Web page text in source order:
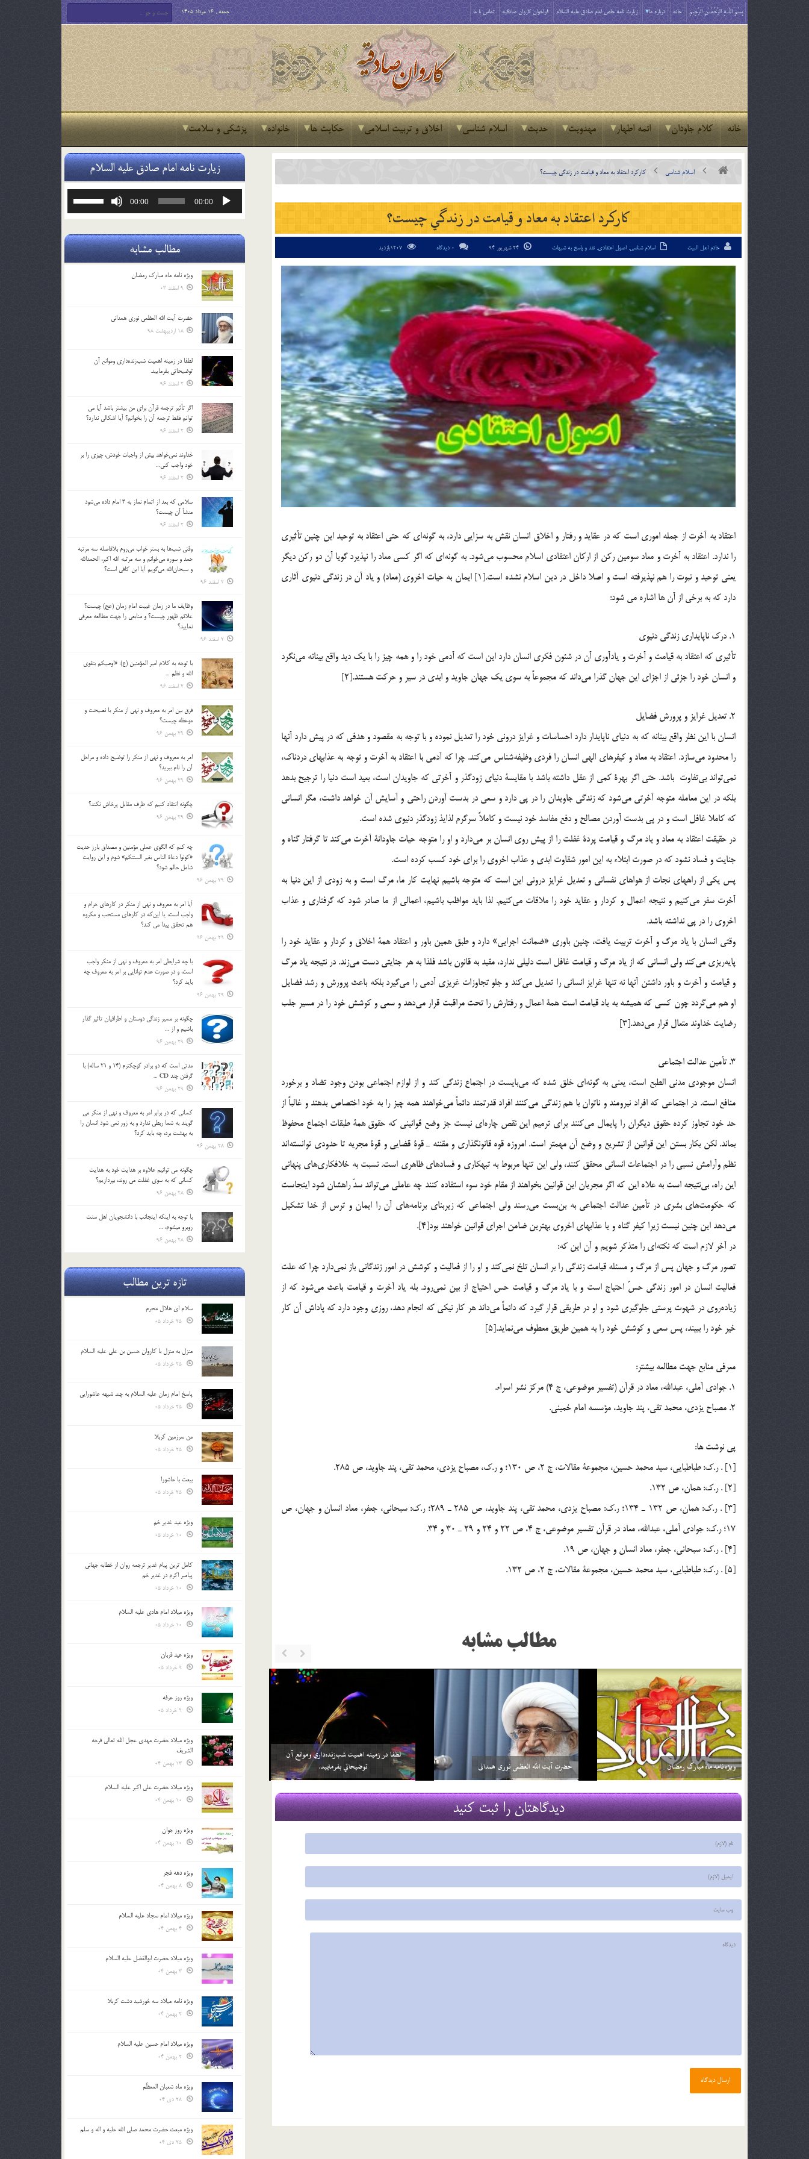
بِسْمِ اللَّـهِ الرَّحْمَـٰنِ الرَّحِيمِ خانه درباره ما زیارت نامه خاص امام صادق علیه السلام فراخوان کاروان صادقیه تماس با ما جمعه , 16 مرداد 1405
خانه کلام جاودان ائمه اطهار مهدویت حدیث اسلام شناسی اخلاق و تربیت اسلامی حکایت ها خانواده پزشکی و سلامت
اسلام شناسی كاركرد اعتقاد به معاد و قيامت در زندگي چيست؟
كاركرد اعتقاد به معاد و قيامت در زندگي چيست؟
خادم اهل البیت اسلام شناسی, اصول اعتقادی, نقد و پاسخ به شبهات 0 دیدگاه
اعتقاد به آخرت از جمله اموري است كه در عقايد و رفتار و اخلاق انسان نقش به سزايي دارد، به گونه‌اي كه حتي اعتقاد به توحيد اين چنين تأثيري
را ندارد. اعتقاد به آخرت و معاد سومين ركن از اركان اعتقادي اسلام محسوب مي‌شود. به گونه‌اي كه اگر كسي معاد را نپذيرد گويا آن دو ركن ديگر
يعني توحيد و نبوت را هم نپذيرفته است و اصلا داخل در دين اسلام نشده است.[1] ايمان به حيات اخروي (معاد) و ياد آن در زندگي دنيوي آثاری
دارد که به برخی از آن ها اشاره می شود:
1. درك ناپايداري زندگي دنيوي
تأثيري كه اعتقاد به قيامت و آخرت و يادآوري آن در شئون فكري انسان دارد اين است كه آدمي خود را و همه چيز را با يك ديد واقع بينانه مي‌نگرد
و انسان خود را جزئي از اجزاي اين جهان گذرا مي‌داند كه مجموعاً به سوي يك جهان جاويد و ابدي در سير و حركت هستند.[2]
2. تعديل غرايز و پرورش فضايل
انسان با اين نظر واقع بينانه كه به دنياي ناپايدار دارد احساسات و غرايز دروني خود را تعديل نموده و با توجه به مقصود و هدفي كه در پيش دارد آنها
را محدود مي‌سازد. اعتقاد به معاد و كيفرهاي الهي انسان را فردي وظيفه‌شناس مي‌كند. چرا كه آدمي با اعتقاد به آخرت و توجه به عذابهاي دردناك،
نمي‌تواند بي‌تفاوت باشد. حتي اگر بهرة كمي از عقل داشته باشد با مقايسة دنياي زودگذر و آخرتي كه جاويدان است، بعيد است دنيا را ترجيح بدهد
بلكه در اين معامله متوجه آخرتي مي‌شود كه زندگي جاويدان را در پي دارد و سعي در بدست آوردن راحتي و‌ آسايش آن خواهد داشت، مگر انساني
كه كاملا غافل است و در پي بدست آوردن مصالح و دفع مفاسد خود نيست و كاملاً سرگرم لذايذ زودگذر دنيوي شده است.
در حقيقت اعتقاد به معاد و ياد مرگ و قيامت پردة غفلت را از پيش روي انسان بر مي‌دارد و او را متوجه حيات جاودانة آخرت مي‌كند تا گرفتار گناه و
جنايت و فساد نشود كه در صورت ابتلاء به اين امور شقاوت ابدي و عذاب اخروي را براي خود كسب كرده است.
پس يكي از راههاي نجات از هواهاي نفساني و تعديل غرايز دروني اين است كه متوجه باشيم نهايت كار ما، مرگ است و به زودي از اين دنيا به
آخرت سفر مي‌كنيم و نتيجه اعمال و كردار و عقايد خود را ملاقات مي‌كنيم. لذا بايد مواظب باشيم، ‌اعمالي از ما صادر شود كه گرفتاري و عذاب
اخروي را در پي نداشته باشد.
وقتي انسان با ياد مرگ و آخرت تربيت يافت، چنين باوري «ضمانت اجرايي» دارد و طبق همين باور و اعتقاد همة اخلاق و كردار و عقايد خود را
پايه‌ريزي مي‌كند ولي انساني كه از ياد مرگ و قيامت غافل است دليلي ندارد، مقيد به قانون باشد فلذا به هر جنايتي دست مي‌زند. در نتيجه ياد مرگ
و قيامت و آخرت و باور داشتن آنها نه تنها غرايز انساني را تعديل مي‌كند و جلو تجاوزات غريزي آدمي را مي‌گيرد بلكه باعث پرورش و رشد فضايل
او هم مي‌گردد چون كسي كه هميشه به ياد قيامت است همة اعمال و رفتارش را تحت مراقبت قرار مي‌دهد و سعي و كوشش خود را در مسير جلب
رضايت خداوند متعال قرار مي‌دهد.[3]
3. تأمين عدالت اجتماعي
انسان موجودي مدني الطبع است، يعني به گونه‌اي خلق شده كه مي‌بايست در اجتماع زندگي كند و از لوازم اجتماعي بودن وجود تضاد و برخورد
منافع است. در اجتماعي كه افراد نيرومند و ناتوان با هم زندگي مي‌كنند افراد قدرتمند دائماً مي‌خواهند همه چيز را به خود اختصاص بدهند و غالباً از
حد خود تجاوز كرده حقوق ديگران را پايمال مي‌كنند براي ترميم اين نقص چاره‌اي نيست جز وضع قوانيني كه حقوق همة طبقات اجتماع محفوظ
بماند. لكن بكار بستن اين قوانين از تشريع و وضع آن مهمتر است. امروزه قوه قانونگذاري و مقننه ـ قوة قضايي و قوة مجريه تا حدودي توانسته‌اند
نظم و‌آرامش نسبي را در اجتماعات انساني محقق كنند، ولي اين تنها مربوط به تبهكاري و فسادهاي ظاهري است. نسبت به خلافكاري‌هاي پنهاني
اين راه، بي‌نتيجه است به علاه اين كه اگر مجريان اين قوانين بخواهند از مقام خود سوء استفاده كنند چه عاملي مي‌تواند سدّ راهشان شود اينجاست
كه حكومت‌هاي بشري در تأمين عدالت اجتماعي به بن‌بست مي‌رسند ولي اجتماعي كه زيربناي برنامه‌هاي آن را ايمان و ترس از خدا تشكيل
مي‌دهد اين چنين نيست زيرا كيفر گناه و يا عذابهاي اخروي بهترين ضامن اجراي قوانين خواهند بود[4].
در آخر لازم است كه نكته‌اي را متذكر شويم و آن اين كه:
تصور مرگ و جهان پس از مرگ و مسئله قيامت زندگي را بر انسان تلخ نمي‌كند و او را از فعاليت و كوشش در امور زندگاني باز نمي‌دارد چرا كه علت
فعاليت انسان در امور زندگي حسّ احتياج است و با ياد مرگ و قيامت حس احتياج از بين نمي‌رود. بله ياد آخرت و قيامت باعث مي‌شود كه از
زياده‌روي در شهوت پرستي جلوگيري شود و او در طريقي قرار گيرد كه دائماً مي‌داند هر كار نيكي که انجام دهد، روزي وجود دارد كه پاداش آن كار
خير خود را ببيند،‌ پس سعي و كوشش خود را به همين طريق معطوف مي‌نمايد.[5]
معرفي منابع جهت مطالعه بيشتر:
1. جوادي آملي، عبدالله، معاد در قرآن (تفسير موضوعي، ج 4) مركز نشر اسراء.
2. مصباح يزدي، محمد تقي، پند جاويد، مؤسسه امام خميني.
پي نوشت ها:
[1] . ر.ك: طباطبايي، سيد محمد حسين، مجموعة مقالات، ج 2، ص 130؛ و ر.ك، مصباح يزدي، محمد تقي، پند جاويد، ص 285.
[2] . ر.ك: همان، ص 132.
[3] . ر.ك: همان، ص 132 ـ 134؛ ر.ك: مصباح يزدي، محمد تقي، پند جاويد، ص 285 ـ 289؛ ر.ك: سبحاني، جعفر، معاد انسان و جهان، ‌ص
17؛ ر.ك: جوادي آملي، عبدالله، معاد در قرآن تفسير موضوعي، ج 4، ص 22 و 24 و 29 ـ 30 و 34.
[4] . ر.ك: سبحاني، جعفر، ‌معاد انسان و جهان، ص 19.
[5] . ر.ك: طباطبايي، سيد محمد حسين، مجموعة مقالات، ج 2، ص 132.
مطالب مشابه
اگر تأثير ترجمه قرآن براي من بيشتر باشد آيا مي توانم
فقط ترجمه آن را بخوانم؟ آيا اشكالي ندارد؟
2 اسفند 96
خداوند نمي‌خواهد بيش از واجبات خودش، چيزي را
بر خود واجب كني…
2 اسفند 96
سلامي كه بعد از اتمام نماز به 3 امام داده مي‌شود منشأ
آن چيست؟
2 اسفند 96
دیدگاهتان را ثبت کنید
زیارت نامه امام صادق علیه السلام
پخش‌کننده
00:00
00:00
یا
صدا
کلیدهای
مطالب مشابه
ویژه نامه ماه مبارک رمضان
9 اسفند 03
حضرت آیت الله العظمی نوری همدانی
18 اردیبهشت 98
لطفا در زمينه اهميت شب‌زنده‌داري وموانع آن
توضيحاتي بفرماييد.
2 اسفند 96
اگر تأثير ترجمه قرآن براي من بيشتر باشد آيا مي
توانم فقط ترجمه آن را بخوانم؟ آيا اشكالي ندارد؟
2 اسفند 96
خداوند نمي‌خواهد بيش از واجبات خودش، چيزي را بر
خود واجب كني…
2 اسفند 96
سلامي كه بعد از اتمام نماز به 3 امام داده مي‌شود
منشأ آن چيست؟
2 اسفند 96
وقتي شب‌ها به بستر خواب مي‌روم بلافاصله سه مرتبه
حمد و سوره مي‌خوانم و سه مرتبه الله اكبر، الحمدالله
و سبحان‌الله مي‌گويم آيا اين كافي است؟
2 اسفند 96
وظايف ما در زمان غيبت امام زمان (عج) چيست؟
علائم ظهور چيست؟ و منابعي را جهت مطالعه معرفي
نماييد؟
2 اسفند 96
با توجه به كلام امير المؤمنين (ع): «اوصيكم بتقوي
الله و نظم …
2 اسفند 96
فرق بين امر به معروف و نهي از منكر با نصيحت و
موعظه چيست؟
29 بهمن 96
امر به معروف و نهي از منكر را توضيح داده و مراحل
آن را نام ببريد؟
29 بهمن 96
چگونه انتقاد كنيم كه طرف مقابل پرخاش نكند؟
29 بهمن 96
چه كنم كه الگوي عملي مؤمنين و مصداق بارز حديث
«كونوا دعاة الناس بغير السنتكم» شوم و اين روايت
شامل حالم شود؟
29 بهمن 96
آيا امر به معروف و نهي از منكر در كارهاي حرام و
واجب است، يا اين‌كه در كارهاي مستحب و مكروه
هم تحقق پيدا مي كند؟
29 بهمن 96
با چه شرايطي امر به معروف و نهي از منکر واجب
است، و در صورت عدم توانايي بر امر به معروف چه
بايد کرد؟
29 بهمن 96
چگونه بر مسير زندگي دوستان و اطرافيان تاثير گذار
باشيم و از …
29 بهمن 96
مدتي است كه دو برادر كوچكترم (14 و 21 ساله) با
گرفتن چند CD …
29 بهمن 96
كساني كه در برابر امر به معروف و نهي از منكر مي
گويند به شما ربطي ندارد و به زور نمي شود انسان را
به بهشت برد، چه بايد كرد؟
28 بهمن 96
چگونه مي توانيم علاوه بر هدايت خود به هدايت
كساني كه به سوي غفلت مي روند، بپردازيم؟
28 بهمن 96
با توجه به اينكه اينجانب با دانشجويان اهل سنت
روبرو مي‎شوم، …
28 بهمن 96
تازه ترین مطالب
سلام ای هلال محرم
منزل به منزل با کاروان حسین بن علی علیه السلام
پاسخ امام زمان علیه السلام به چند شبهه عاشورایی
من سرزمین کربلا
بیعت با عاشورا
ویژه عید غدیر خم
کامل ترین پیام غدیر ترجمه روان از خطابه جهانی
پیامبر اکرم در غدیر خم
ویژه میلاد امام هادی علیه السلام
ویژه عید قربان
ویژه روز عرفه
ویژه میلاد حضرت مهدی عجل الله تعالی فرجه
الشريف
ویژه میلاد حضرت علی اکبر علیه السلام
ویژه روز جوان
ویژه دهه فجر
ویژه میلاد امام سجاد علیه السلام
ویژه میلاد حضرت ابوالفضل علیه السلام
ویژه نامه میلاد سه خورشید دشت کربلا
ویژه میلاد امام حسین علیه السلام
ویژه ماه شعبان المعظّم
ویژه مبعث حضرت محمد صلی الله علیه و اله و سلم